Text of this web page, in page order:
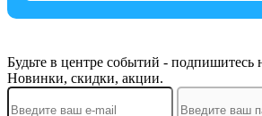
Будьте в центре событий - подпишитесь
Новинки, скидки, акции.